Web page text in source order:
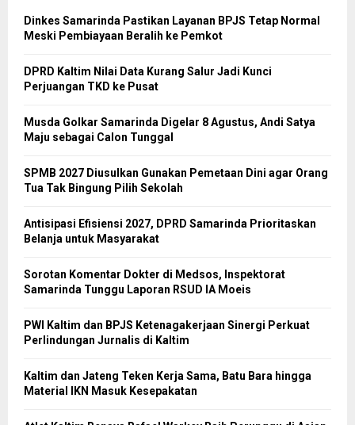
Dinkes Samarinda Pastikan Layanan BPJS Tetap Normal
Meski Pembiayaan Beralih ke Pemkot
DPRD Kaltim Nilai Data Kurang Salur Jadi Kunci
Perjuangan TKD ke Pusat
Musda Golkar Samarinda Digelar 8 Agustus, Andi Satya
Maju sebagai Calon Tunggal
SPMB 2027 Diusulkan Gunakan Pemetaan Dini agar Orang
Tua Tak Bingung Pilih Sekolah
Antisipasi Efisiensi 2027, DPRD Samarinda Prioritaskan
Belanja untuk Masyarakat
Sorotan Komentar Dokter di Medsos, Inspektorat
Samarinda Tunggu Laporan RSUD IA Moeis
PWI Kaltim dan BPJS Ketenagakerjaan Sinergi Perkuat
Perlindungan Jurnalis di Kaltim
Kaltim dan Jateng Teken Kerja Sama, Batu Bara hingga
Material IKN Masuk Kesepakatan